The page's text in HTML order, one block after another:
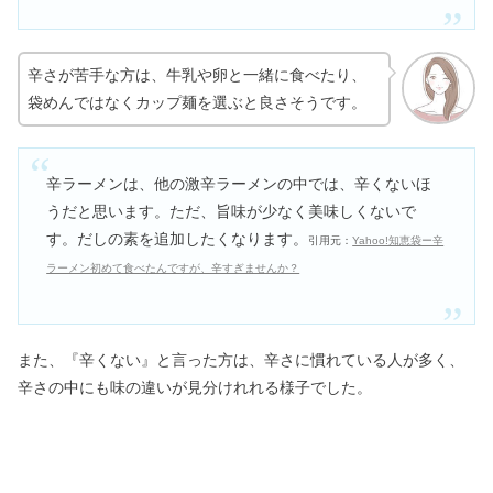
辛さが苦手な方は、牛乳や卵と一緒に食べたり、
袋めんではなくカップ麺を選ぶと良さそうです。
辛ラーメンは、他の激辛ラーメンの中では、辛くないほ
うだと思います。ただ、旨味が少なく美味しくないで
す。だしの素を追加したくなります。
引用元：Yahoo!知恵袋ー辛
ラーメン初めて食べたんですが、辛すぎませんか？
また、『辛くない』と言った方は、辛さに慣れている人が多く、
辛さの中にも味の違いが見分けれれる様子でした。